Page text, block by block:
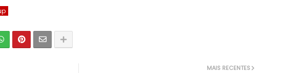
MAIS RECENTES